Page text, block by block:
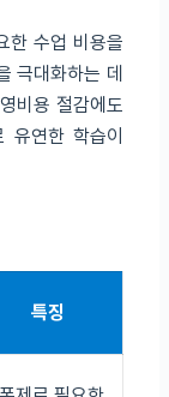
한 수업 비용을
극대화하는 데
비용 절감에도
연한 학습이
특징